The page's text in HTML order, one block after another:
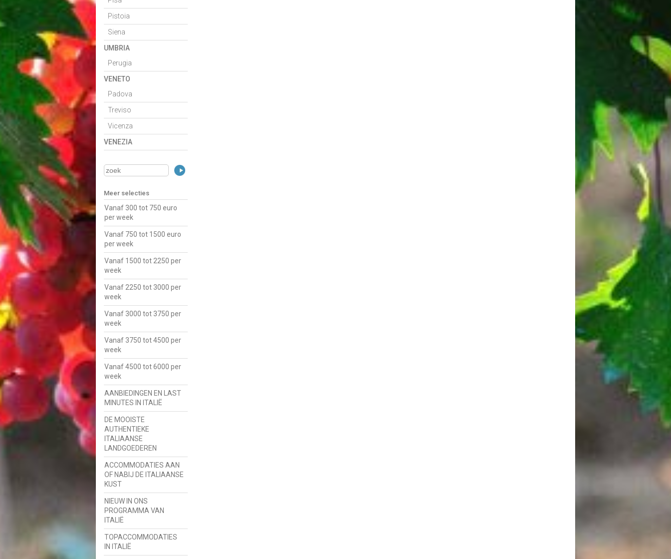
Pistoia
Siena
UMBRIA
Perugia
VENETO
Padova
Treviso
Vicenza
VENEZIA
Meer selecties
Vanaf 300 tot 750 euro
per week
Vanaf 750 tot 1500 euro
per week
Vanaf 1500 tot 2250 per
week
Vanaf 2250 tot 3000 per
week
Vanaf 3000 tot 3750 per
week
Vanaf 3750 tot 4500 per
week
Vanaf 4500 tot 6000 per
week
AANBIEDINGEN EN LAST
MINUTES IN ITALIË
DE MOOISTE
AUTHENTIEKE
ITALIAANSE
LANDGOEDEREN
ACCOMMODATIES AAN
OF NABIJ DE ITALIAANSE
KUST
NIEUW IN ONS
PROGRAMMA VAN
ITALIË
TOPACCOMMODATIES
IN ITALIË